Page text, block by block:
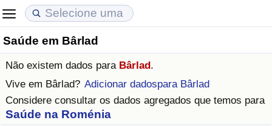
Saúde em Bârlad
Não existem dados para Bârlad.
Vive em Bârlad? Adicionar dadospara Bârlad
Considere consultar os dados agregados que temos para
Saúde na Roménia
Custo de Vida
Indicador de Custo de Vida
Preços de Imóveis
Indicador de Preços de Imóveis
Qualidade de Vida
Indicador de Qualidade de Vida (Atual)